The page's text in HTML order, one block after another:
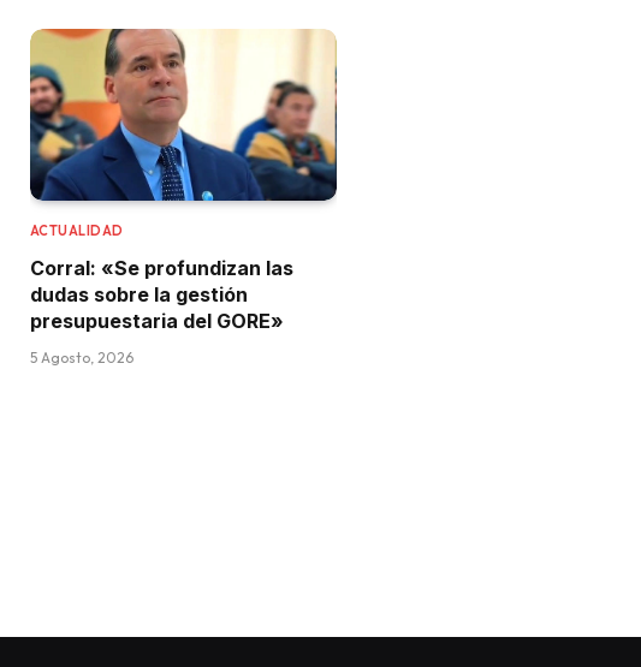
ACTUALIDAD
Corral: «Se profundizan las
dudas sobre la gestión
presupuestaria del GORE»
5 Agosto, 2026